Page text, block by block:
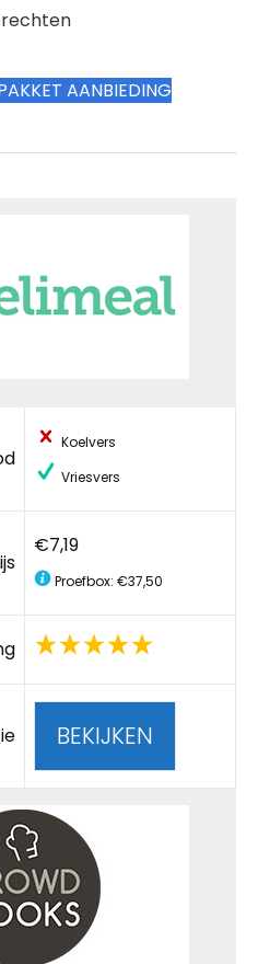
AANBIEDING
Koelvers
Vriesvers
€7,19
Proefbox: €37,50
BEKIJKEN